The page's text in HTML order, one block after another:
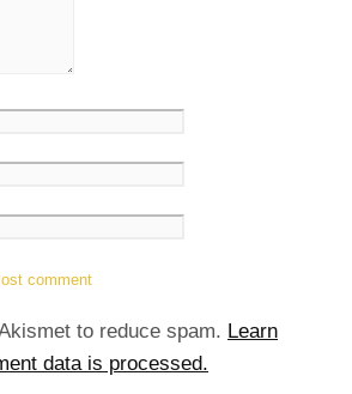
to reduce spam. Learn
data is processed.